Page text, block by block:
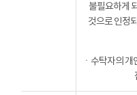
불필요하게
것으로 인정
ㆍ수탁자의